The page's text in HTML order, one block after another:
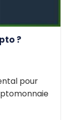
?
pour